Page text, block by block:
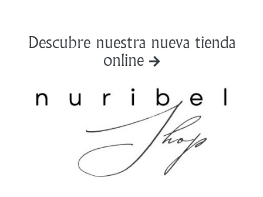
Descubre nuestra nueva tienda
online